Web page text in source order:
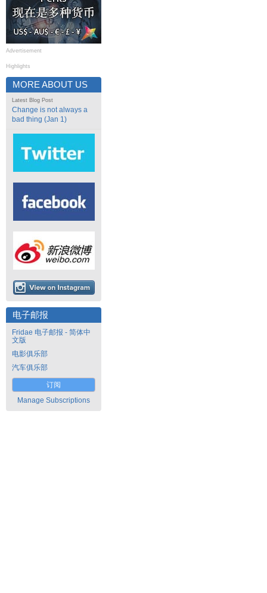
Advertisement
Highlights
MORE ABOUT US
Latest Blog Post
Change is not always a
bad thing (Jan 1)
电子邮报
Fridae 电子邮报 - 简体中
文版
电影俱乐部
汽车俱乐部
订阅
Manage Subscriptions